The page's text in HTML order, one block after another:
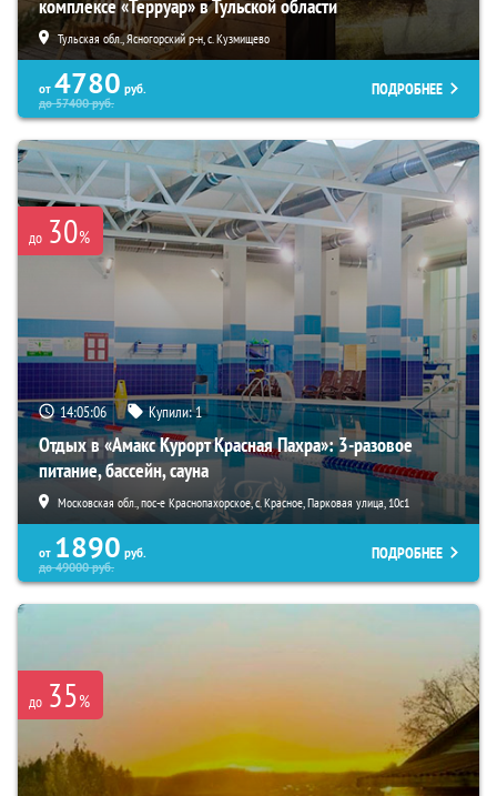
комплексе «Терруар» в Тульской области
Тульская обл., Ясногорский р-н, с. Кузмищево
от 4780 руб.
до57400руб.
ПОДРОБНЕЕ
до 30%
14:05:04 Купили:1
Отдых в «Амакс Курорт ‎Красная Пахра»: 3-разовое
питание, бассейн, сауна
Московская обл., пос-е Краснопахорское, с. Красное, Парковая улица, 10с1
от 1890 руб.
до49000руб.
ПОДРОБНЕЕ
до 35%